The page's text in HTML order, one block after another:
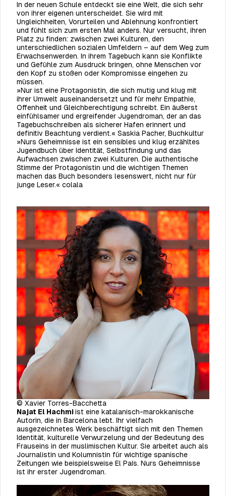
In der neuen Schule entdeckt sie eine Welt, die sich sehr
von ihrer eigenen unterscheidet. Sie wird mit
Ungleichheiten, Vorurteilen und Ablehnung konfrontiert
und fühlt sich zum ersten Mal anders. Nur versucht, ihren
Platz zu finden: zwischen zwei Kulturen, den
unterschiedlichen sozialen Umfeldern – auf dem Weg zum
Erwachsenwerden. In ihrem Tagebuch kann sie Konflikte
und Gefühle zum Ausdruck bringen, ohne Menschen vor
den Kopf zu stoßen oder Kompromisse eingehen zu
müssen.
»Nur ist eine Protagonistin, die sich mutig und klug mit
ihrer Umwelt auseinandersetzt und für mehr Empathie,
Offenheit und Gleichberechtigung schreibt. Ein äußerst
einfühlsamer und ergreifender Jugendroman, der an das
Tagebuchschreiben als sicherer Hafen erinnert und
definitiv Beachtung verdient.« Saskia Pacher, Buchkultur
»Nurs Geheimnisse ist ein sensibles und klug erzähltes
Jugendbuch über Identität, Selbstfindung und das
Aufwachsen zwischen zwei Kulturen. Die authentische
Stimme der Protagonistin und die wichtigen Themen
machen das Buch besonders lesenswert, nicht nur für
junge Leser.« colala
© Xavier Torres-Bacchetta
Najat El Hachmiist eine katalanisch-marokkanische
Autorin, die in Barcelona lebt. Ihr vielfach
ausgezeichnetes Werk beschäftigt sich mit den Themen
Identität, kulturelle Verwurzelung und der Bedeutung des
Frauseins in der muslimischen Kultur. Sie arbeitet auch als
Journalistin und Kolumnistin für wichtige spanische
Zeitungen wie beispielsweise El País. Nurs Geheimnisse
ist ihr erster Jugendroman.